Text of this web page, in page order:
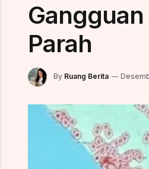
Parah
By Ruang Berita